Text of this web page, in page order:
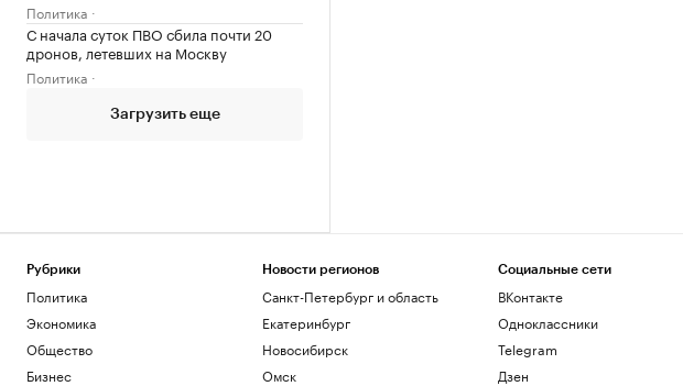
Политика
С начала суток ПВО сбила почти 20
дронов, летевших на Москву
Политика
Загрузить еще
Рубрики
Политика
Экономика
Общество
Бизнес
Новости регионов
Санкт-Петербург и область
Екатеринбург
Новосибирск
Омск
Социальные сети
ВКонтакте
Одноклассники
Telegram
Дзен